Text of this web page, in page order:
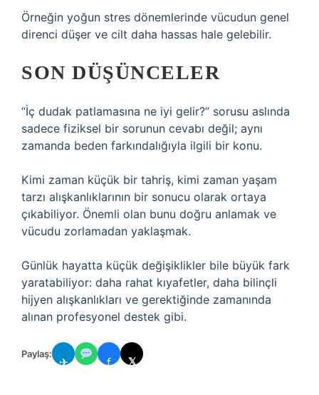
Örneğin yoğun stres dönemlerinde vücudun genel
direnci düşer ve cilt daha hassas hale gelebilir.
SON DÜŞÜNCELER
“İç dudak patlamasına ne iyi gelir?” sorusu aslında
sadece fiziksel bir sorunun cevabı değil; aynı
zamanda beden farkındalığıyla ilgili bir konu.
Kimi zaman küçük bir tahriş, kimi zaman yaşam
tarzı alışkanlıklarının bir sonucu olarak ortaya
çıkabiliyor. Önemli olan bunu doğru anlamak ve
vücudu zorlamadan yaklaşmak.
Günlük hayatta küçük değişiklikler bile büyük fark
yaratabiliyor: daha rahat kıyafetler, daha bilinçli
hijyen alışkanlıkları ve gerektiğinde zamanında
alınan profesyonel destek gibi.
Paylaş:
✈ f 𝕏